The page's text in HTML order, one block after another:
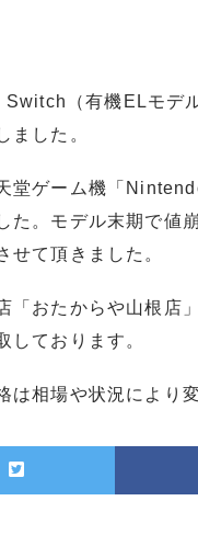
（有機ELモデ
ました。
堂ゲーム機「
た。モデル末期で値
せて頂きました。
「おたからや山根店
しております。
は相場や状況により